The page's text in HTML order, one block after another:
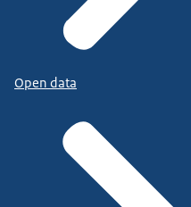
Open data